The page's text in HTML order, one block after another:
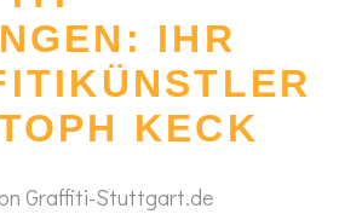
IHR
KECK
Graffiti-Stuttgart.de